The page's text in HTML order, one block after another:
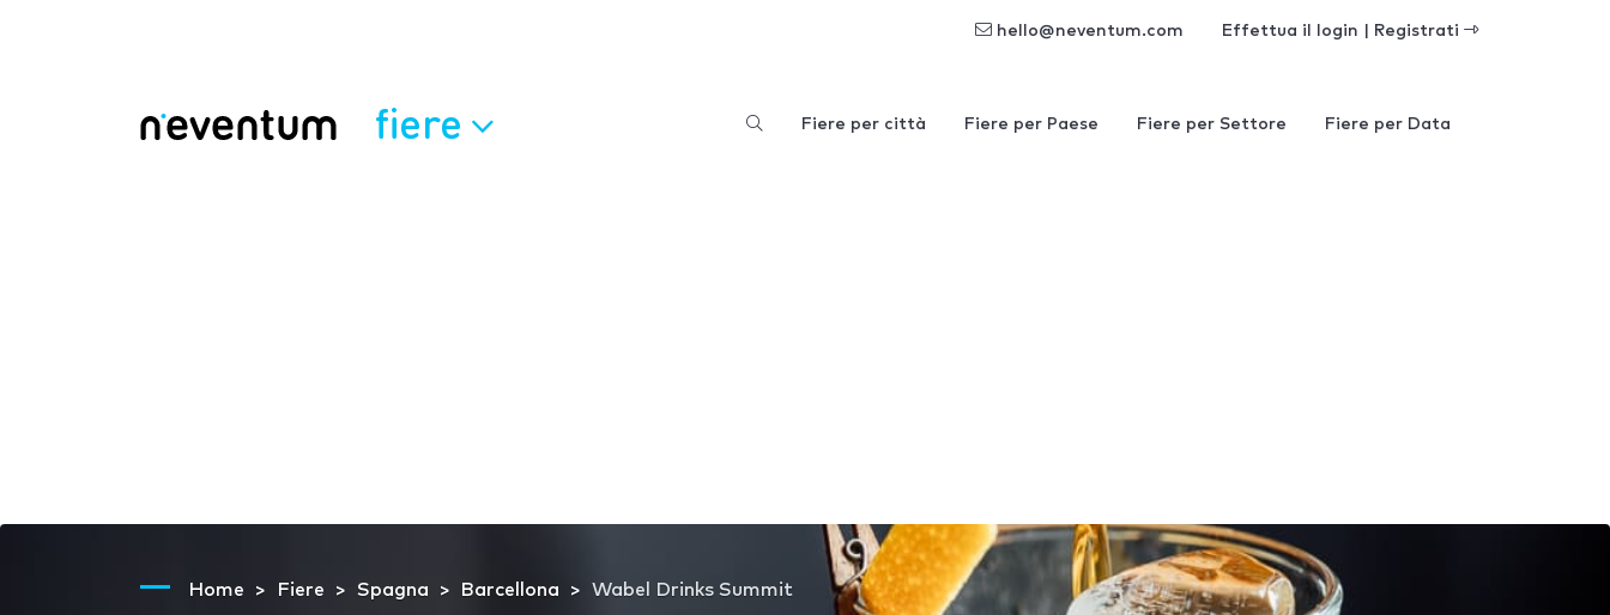
hello@neventum.com Effettua il login | Registrati
fiere Fiere per città Fiere per Paese Fiere per Settore Fiere per Data
Home Fiere Spagna Barcellona Wabel Drinks Summit